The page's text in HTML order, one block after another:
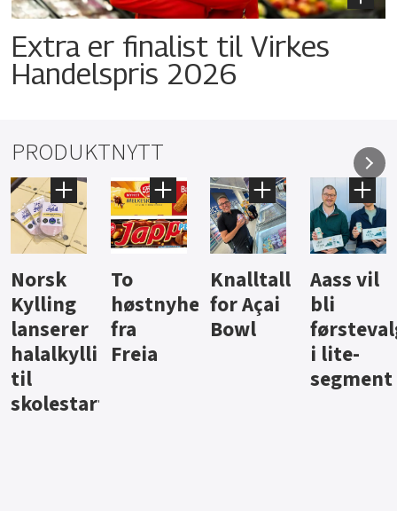
Extra er finalist til Virkes
Handelspris 2026
PRODUKTNYTT
Knalltall
for Açai
Bowl
Aass vil
bli
førstevalg
i lite-
Brus og
jus fra
Berentsen
Hard
iste fra
Hansa